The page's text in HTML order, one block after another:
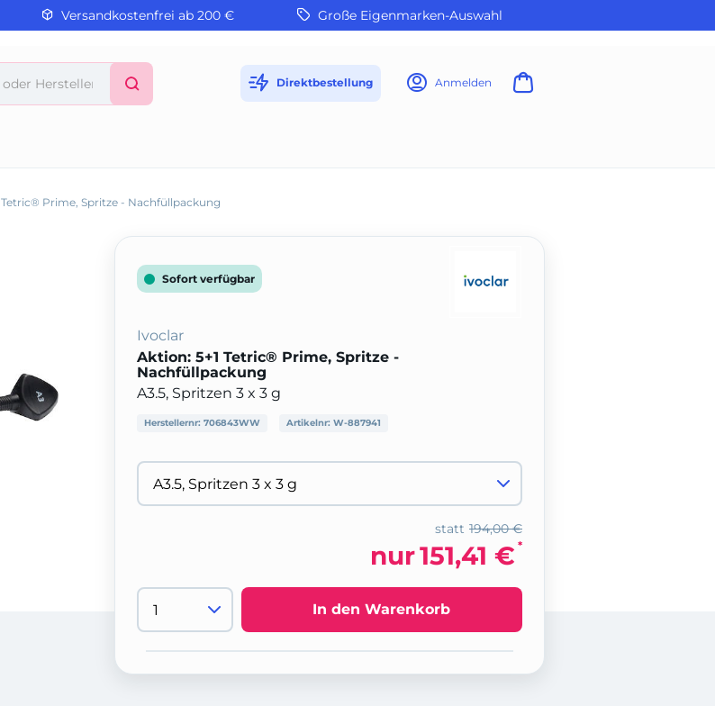
Versandkostenfrei ab 200 € Große Eigenmarken-Auswahl
Direktbestellung Anmelden
Tetric® Prime, Spritze - Nachfüllpackung
Sofort verfügbar
Ivoclar
Aktion: 5+1 Tetric® Prime, Spritze -
Nachfüllpackung
A3.5, Spritzen 3 x 3 g
Herstellernr: 706843WW Artikelnr: W-887941
194,00 €
statt
nur151,41 € *
In den Warenkorb